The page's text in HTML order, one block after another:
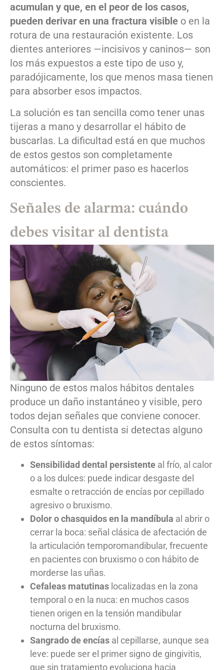
acumulan y que, en el peor de los casos,
pueden derivar en una fractura visible o en la
rotura de una restauración existente. Los
dientes anteriores —incisivos y caninos— son
los más expuestos a este tipo de uso y,
paradójicamente, los que menos masa tienen
para absorber esos impactos.
La solución es tan sencilla como tener unas
tijeras a mano y desarrollar el hábito de
buscarlas. La dificultad está en que muchos
de estos gestos son completamente
automáticos: el primer paso es hacerlos
conscientes.
Señales de alarma: cuándo
debes visitar al dentista
Ninguno de estos malos hábitos dentales
produce un daño instantáneo y visible, pero
todos dejan señales que conviene conocer.
Consulta con tu dentista si detectas alguno
de estos síntomas:
Sensibilidad dental persistente al frío, al calor
o a los dulces: puede indicar desgaste del
esmalte o retracción de encías por cepillado
agresivo o bruxismo.
Dolor o chasquidos en la mandíbula al abrir o
cerrar la boca: señal clásica de afectación de
la articulación temporomandibular, frecuente
en pacientes con bruxismo o con hábito de
morderse las uñas.
Cefaleas matutinas localizadas en la zona
temporal o en la nuca: en muchos casos
tienen origen en la tensión mandibular
nocturna del bruxismo.
Sangrado de encías al cepillarse, aunque sea
leve: puede ser el primer signo de gingivitis,
que sin tratamiento evoluciona hacia